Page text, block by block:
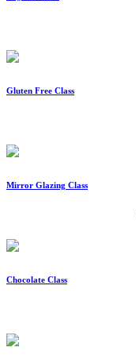
Gluten Free Class
Mirror Glazing Class
Chocolate Class